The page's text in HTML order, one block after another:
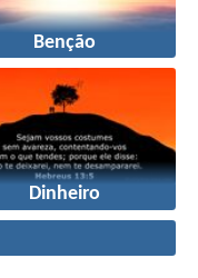
Benção
Dinheiro